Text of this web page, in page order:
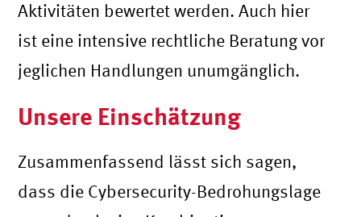
Aktivitäten bewertet werden. Auch hier
ist eine intensive rechtliche Beratung vor
jeglichen Handlungen unumgänglich.
Unsere Einschätzung
Zusammenfassend lässt sich sagen,
dass die Cybersecurity-Bedrohungslage